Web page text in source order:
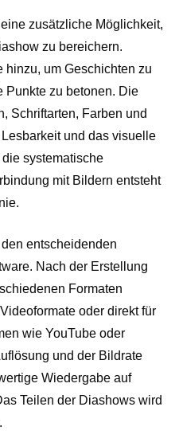
zusätzliche Möglichkeit,
zu bereichern.
hinzu, um Geschichten zu
Punkte zu betonen. Die
Schriftarten, Farben und
und das visuelle
systematische
mit Bildern entsteht
entscheidenden
Nach der Erstellung
Formaten
oder direkt für
wie YouTube oder
und der Bildrate
Wiedergabe auf
Teilen der Diashows wird